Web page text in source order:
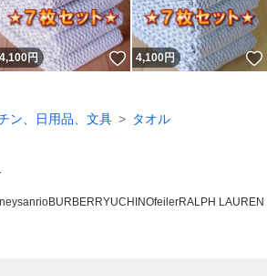
いね！
4,100円 いいね！
4,100円
ン、日用品、文具 タオル
sanrioBURBERRYUCHINOfeilerRALPH LAUREN